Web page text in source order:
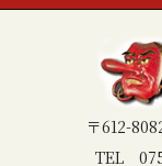
〒612-
TEL